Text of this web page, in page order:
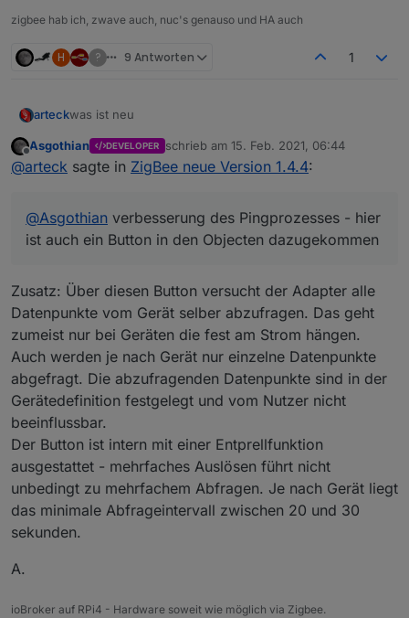
zigbee hab ich, zwave auch, nuc's genauso und HA auch
H ? 9 Antworten 1
arteckwas ist neu
@Ilya : man kann externe konverter einbinmden für DIY
Geräte
@Asgothianverbesserung des Pingprozesses - hier ist
auch ein Button in den Objecten dazugekommen
@ arteckGeräte können diert aus dem Converter
gezogen werden auch wenn diese bei uns definiert
sind
@
da es hier zu vielen Fragen kommt
nach dem Update und nach dem Adapter start sind
ALLE Geräte erstmal mit einer Link Quality von 10 in der
Kacheln.. nach dem sich die Geräte gemeldet haben
(Router) geht die Link Quality auf das was das Gerät
lifert. bleibt die Link Quality auf 10 meldet sich das Gerät
nicht, dass kann mehre Stunden dauern..also Geduld
ausser
diebatteriebenen Geräte.. diese müssen sich erst
melden. das dauert da sich diese selten Melden vor
allem Aqara bzw. Xiaomi .. man kann es selbst antrigern
per drücken des Knopfes am Gerät. erst dann sieht man
die richtige Link Quality..
Offline
Asgothian DEVELOPER schrieb am 15. Feb. 2021, 06:44
zuletzt editiert von
@arteck sagte in ZigBee neue Version 1.4.4:
@Asgothian verbesserung des Pingprozesses - hier
ist auch ein Button in den Objecten dazugekommen
Zusatz: Über diesen Button versucht der Adapter alle
Datenpunkte vom Gerät selber abzufragen. Das geht
zumeist nur bei Geräten die fest am Strom hängen.
Auch werden je nach Gerät nur einzelne Datenpunkte
abgefragt. Die abzufragenden Datenpunkte sind in der
Gerätedefinition festgelegt und vom Nutzer nicht
beeinflussbar.
Der Button ist intern mit einer Entprellfunktion
ausgestattet - mehrfaches Auslösen führt nicht
unbedingt zu mehrfachem Abfragen. Je nach Gerät liegt
das minimale Abfrageintervall zwischen 20 und 30
sekunden.
A.
ioBroker auf RPi4 - Hardware soweit wie möglich via Zigbee.